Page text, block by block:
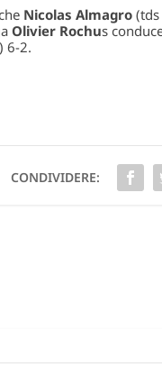
Nicolas Almagro(tds
Olivier Rochus
6-2.
CONDIVIDERE: